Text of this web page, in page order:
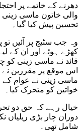
دھرنے کے خاتمے پر
والی خاتون ماسی
تحسین پیش کیا گیا۔
وہ جب سٹیج پر آئیں تو
کھڑے ہوئے اور ان کے
قائد نے ماسی زینی کو
اس موقع پر مقررین نے
ماسی زینی نے عوام کے
خواتین کو متحرک کیا۔
دوران چار بڑی ریلیاں
شامل تھی۔